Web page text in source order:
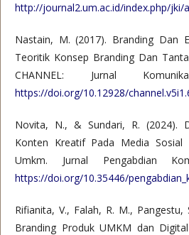
http://journal2.um.ac.id/index.php/
Nastain, M. (2017). Branding Dan
Teoritik Konsep Branding Dan
CHANNEL: Jurnal
https://doi.org/10.12928/
Novita, N., & Sundari, R. (2024).
Konten Kreatif Pada Media
Umkm. Jurnal Pengabdian
https://doi.org/10.35446/
Rifianita, V., Falah, R. M., Pangestu,
Branding Produk UMKM dan